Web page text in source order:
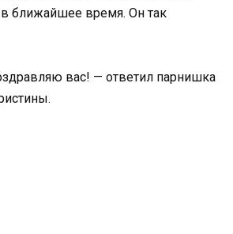
ближайшее время. Он так
вас! — ответил парнишка